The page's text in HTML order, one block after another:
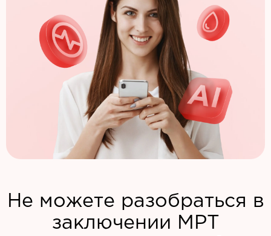
Не можете разобраться в
заключении МРТ